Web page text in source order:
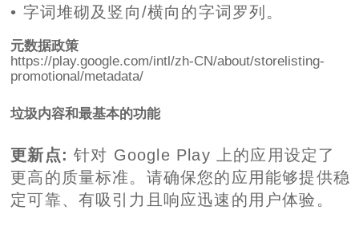
• 字词堆砌及竖向/横向的字词罗列。
元数据政策
https://play.google.com/intl/zh-CN/about/storelisting-
promotional/metadata/
垃圾内容和最基本的功能
更新点:针对 Google Play 上的应用设定了
更高的质量标准。请确保您的应用能够提供稳
定可靠、有吸引力且响应迅速的用户体验。